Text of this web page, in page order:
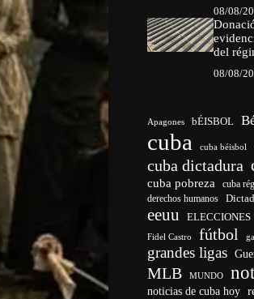
08/08/
del
08/08/
Apagones bÉISBOL
cuba cuba béisbol
cuba dictadura
cuba pobreza cuba
derechos humanos
eeuu ELECCIONES
Fidel Castro fútbol
grandes ligas
MLB MUNDO
noticias de cuba hoy